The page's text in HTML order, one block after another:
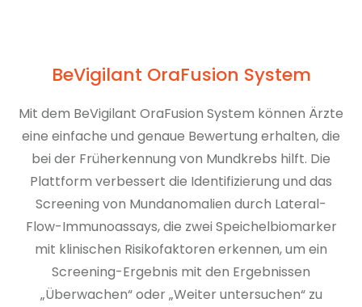
BeVigilant OraFusion System
Mit dem BeVigilant OraFusion System können Ärzte
eine einfache und genaue Bewertung erhalten, die
bei der Früherkennung von Mundkrebs hilft. Die
Plattform verbessert die Identifizierung und das
Screening von Mundanomalien durch Lateral-
Flow-Immunoassays, die zwei Speichelbiomarker
mit klinischen Risikofaktoren erkennen, um ein
Screening-Ergebnis mit den Ergebnissen
„Überwachen“ oder „Weiter untersuchen“ zu